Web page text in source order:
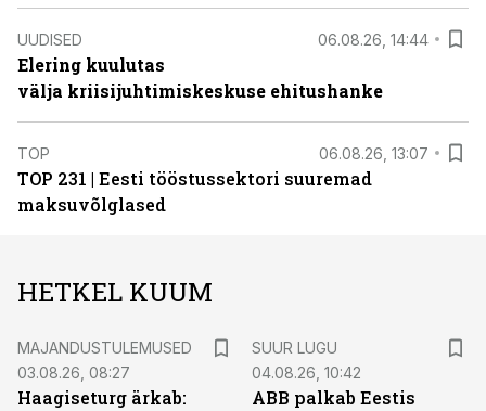
UUDISED 06.08.26, 14:44
Elering kuulutas
välja kriisijuhtimiskeskuse ehitushanke
TOP 06.08.26, 13:07
TOP 231 | Eesti tööstussektori suuremad
maksuvõlglased
HETKEL KUUM
MAJANDUSTULEMUSED
03.08.26, 08:27
Haagiseturg ärkab:
SUUR LUGU
04.08.26, 10:42
ABB palkab Eestis